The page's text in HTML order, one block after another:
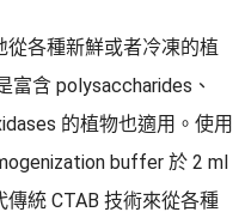
各種新鮮或者冷凍的植
富含 polysaccharides、
的植物也適用。使用
buffer 於 2 ml
統 CTAB 技術來從各種